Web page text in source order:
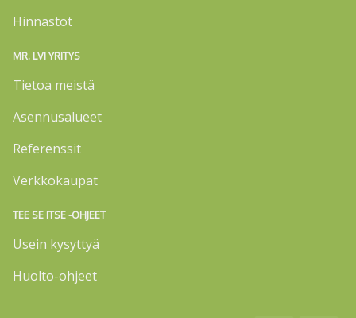
Hinnastot
MR. LVI YRITYS
Tietoa meistä
Asennusalueet
Referenssit
Verkkokaupat
TEE SE ITSE -OHJEET
Usein kysyttyä
Huolto-ohjeet